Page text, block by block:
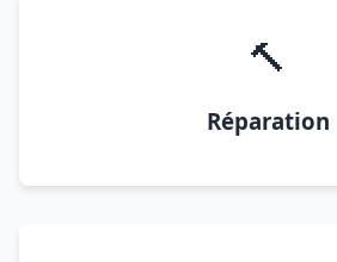
🔨
Réparation